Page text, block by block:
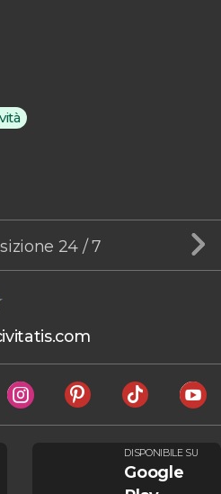
24 / 7
DISPONIBILE SU
Google